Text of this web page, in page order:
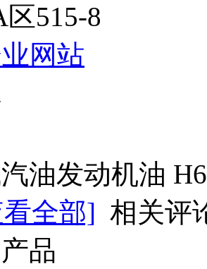
515-8
网站
油发动机油
全部] 相关评
品